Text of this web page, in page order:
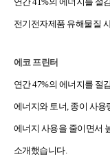
전기전자제품 유해물질
에코 프린터
연간 47%의 에너지를 절
에너지와 토너, 종이 사용
에너지 사용을 줄이면서
소개했습니다.